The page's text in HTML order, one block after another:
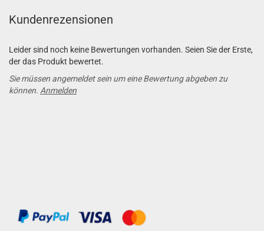
Kundenrezensionen
Leider sind noch keine Bewertungen vorhanden. Seien Sie der Erste,
der das Produkt bewertet.
Sie müssen angemeldet sein um eine Bewertung abgeben zu
können. Anmelden